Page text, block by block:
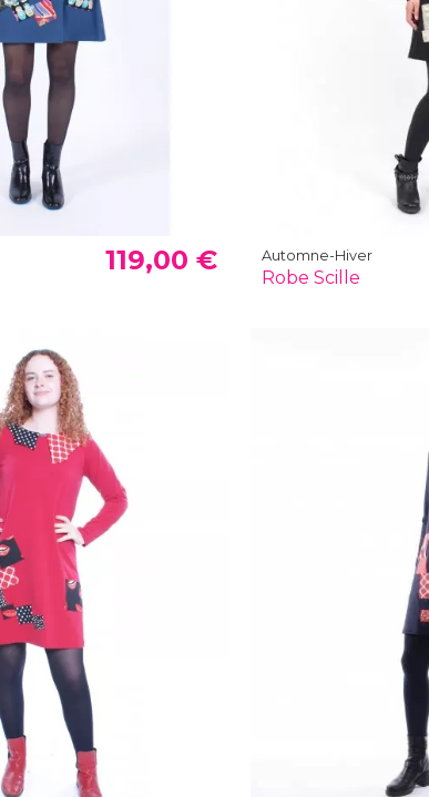
119,00 € Automne-Hiver
Robe Scille